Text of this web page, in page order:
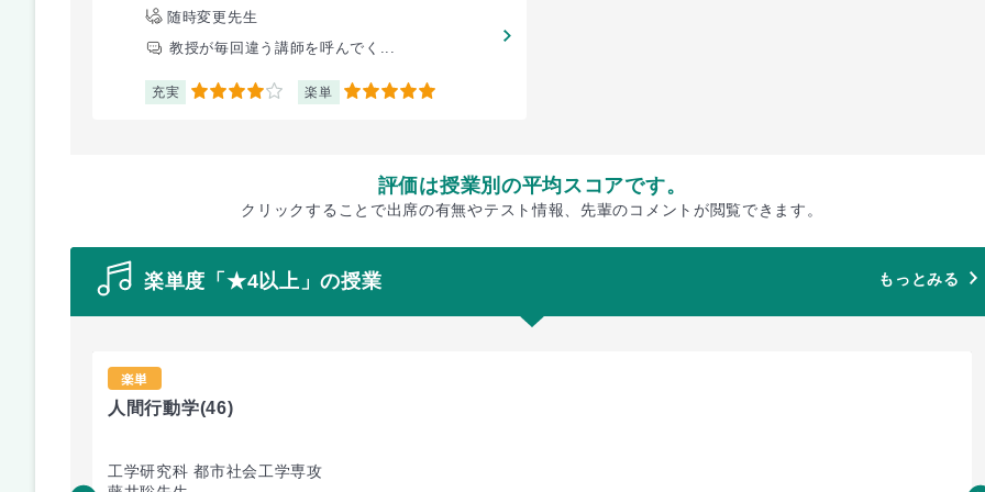
随時変更先生
教授が毎回違う講師を呼んでく...
充実 4 楽単 5
評価は授業別の平均スコアです。
クリックすることで出席の有無やテスト情報、先輩のコメントが閲覧できます。
楽単度「★4以上」の授業 もっとみる
楽単
人間行動学(46)
工学研究科 都市社会工学専攻